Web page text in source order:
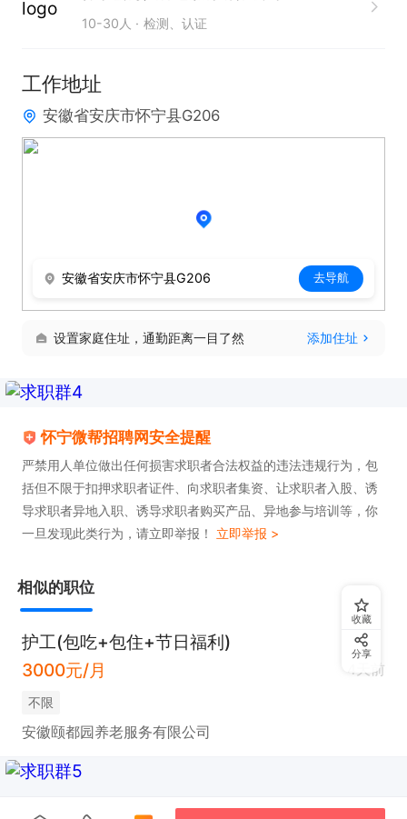
10-30人 检测、认证
工作地址
安徽省安庆市怀宁县G206
安徽省安庆市怀宁县G206 去导航
设置家庭住址，通勤距离一目了然 添加住址
怀宁微帮招聘网安全提醒
严禁用人单位做出任何损害求职者合法权益的违法违规行为，包
括但不限于扣押求职者证件、向求职者集资、让求职者入股、诱
导求职者异地入职、诱导求职者购买产品、异地参与培训等，你
一旦发现此类行为，请立即举报！ 立即举报 >
相似的职位
护工(包吃+包住+节日福利)
3000元/月
4天前
不限
安徽颐都园养老服务有限公司
收藏
分享